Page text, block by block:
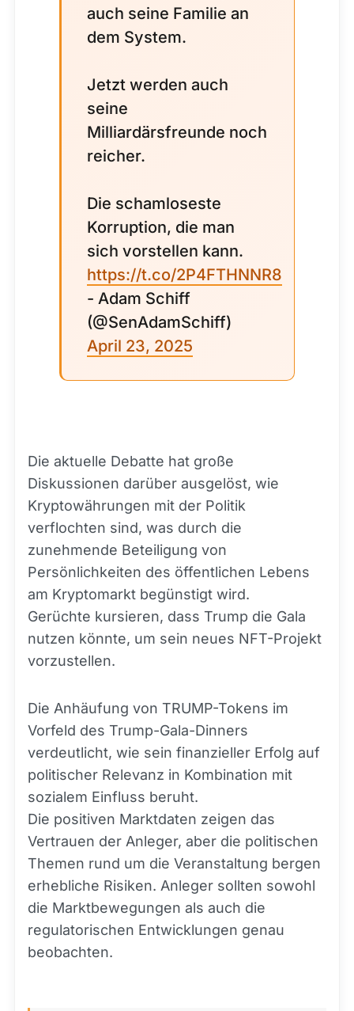
auch seine Familie an
dem System.
Jetzt werden auch
seine
Milliardärsfreunde noch
reicher.
Die schamloseste
Korruption, die man
sich vorstellen kann.
https://t.co/2P4FTHNNR8
- Adam Schiff
(@SenAdamSchiff)
April 23, 2025
Die aktuelle Debatte hat große
Diskussionen darüber ausgelöst, wie
Kryptowährungen mit der Politik
verflochten sind, was durch die
zunehmende Beteiligung von
Persönlichkeiten des öffentlichen Lebens
am Kryptomarkt begünstigt wird.
Gerüchte kursieren, dass Trump die Gala
nutzen könnte, um sein neues NFT-Projekt
vorzustellen.
Die Anhäufung von TRUMP-Tokens im
Vorfeld des Trump-Gala-Dinners
verdeutlicht, wie sein finanzieller Erfolg auf
politischer Relevanz in Kombination mit
sozialem Einfluss beruht.
Die positiven Marktdaten zeigen das
Vertrauen der Anleger, aber die politischen
Themen rund um die Veranstaltung bergen
erhebliche Risiken. Anleger sollten sowohl
die Marktbewegungen als auch die
regulatorischen Entwicklungen genau
beobachten.